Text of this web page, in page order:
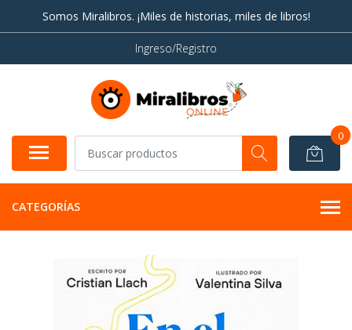
Somos Miralibros. ¡Miles de historias, miles de libros!
Ingreso/Registro
0
CATEGORÍAS